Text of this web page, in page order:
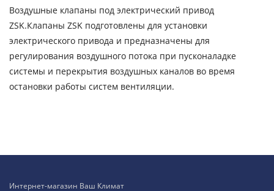
Воздушные клапаны под электрический привод
ZSK.Клапаны ZSK подготовлены для установки
электрического привода и предназначены для
регулирования воздушного потока при пусконаладке
системы и перекрытия воздушных каналов во время
остановки работы систем вентиляции.
Интернет-магазин Ваш Климат